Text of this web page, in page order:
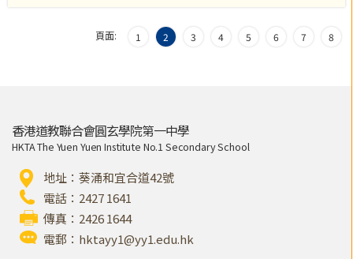
頁面: 1 2 3 4 5 6 7 8
香港道教聯合會圓玄學院第一中學
HKTA The Yuen Yuen Institute No.1 Secondary School
地址：葵涌和宜合道42號
電話：2427 1641
傳真：2426 1644
電郵： hktayy1@yy1.edu.hk